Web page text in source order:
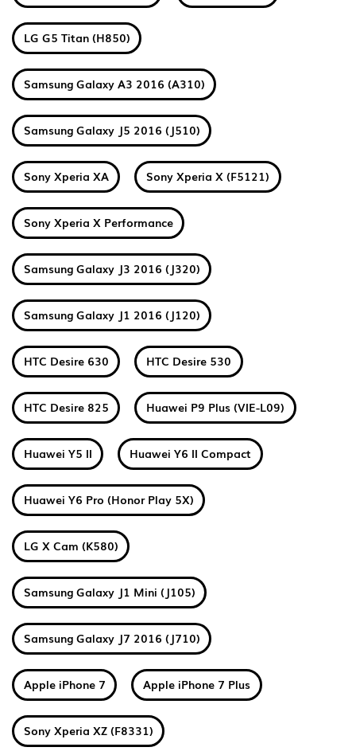
LG G5 Titan (H850)
Samsung Galaxy A3 2016 (A310)
Samsung Galaxy J5 2016 (J510)
Sony Xperia XA Sony Xperia X (F5121)
Sony Xperia X Performance
Samsung Galaxy J3 2016 (J320)
Samsung Galaxy J1 2016 (J120)
HTC Desire 630 HTC Desire 530
HTC Desire 825 Huawei P9 Plus (VIE-L09)
Huawei Y5 II Huawei Y6 II Compact
Huawei Y6 Pro (Honor Play 5X)
LG X Cam (K580)
Samsung Galaxy J1 Mini (J105)
Samsung Galaxy J7 2016 (J710)
Apple iPhone 7 Apple iPhone 7 Plus
Sony Xperia XZ (F8331)